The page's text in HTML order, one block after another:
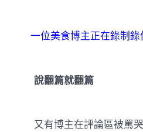
一位美食博主正在錄制
說翻篇就翻篇
又有博主在評論區被罵哭